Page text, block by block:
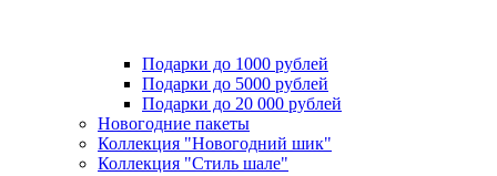
Подарки до 1000 рублей
Подарки до 5000 рублей
Подарки до 20 000 рублей
Новогодние пакеты
Коллекция "Новогодний шик"
Коллекция "Стиль шале"